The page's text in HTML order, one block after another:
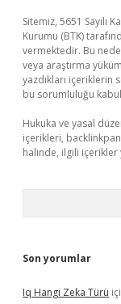
Sitemiz, 5651 Sayılı
Kurumu (BTK)
vermektedir. Bu
veya araştırma
yazdıkları içeriklerin
bu sorumluluğu
Hukuka ve yasal
içerikleri,
halinde, ilgili içerikler
Son yorumlar
Iq Hangi Zeka Türü